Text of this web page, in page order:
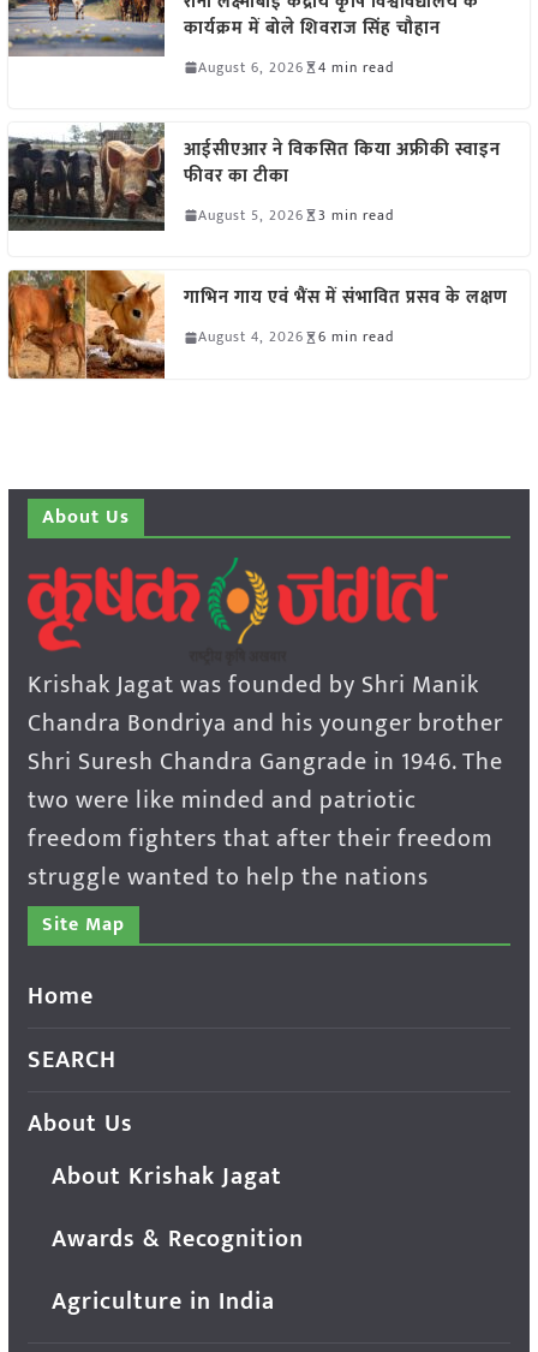
कार्यक्रम में बोले शिवराज सिंह चौहान
August 6, 2026 4 min read
आईसीएआर ने विकसित किया अफ्रीकी स्वाइन
फीवर का टीका
August 5, 2026 3 min read
गाभिन गाय एवं भैंस में संभावित प्रसव के लक्षण
August 4, 2026 6 min read
About Us
Krishak Jagat was founded by Shri Manik
Chandra Bondriya and his younger brother
Shri Suresh Chandra Gangrade in 1946. The
two were like minded and patriotic
freedom fighters that after their freedom
struggle wanted to help the nations
Site Map
Home
SEARCH
About Us
About Krishak Jagat
Awards & Recognition
Agriculture in India